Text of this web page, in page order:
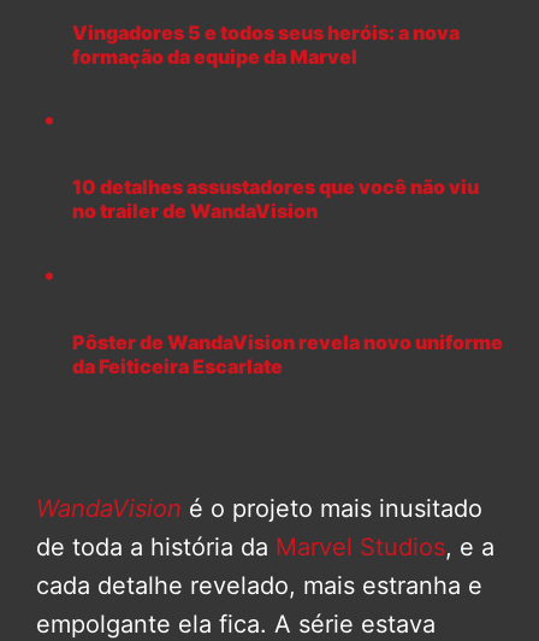
Vingadores 5 e todos seus heróis: a nova
formação da equipe da Marvel
10 detalhes assustadores que você não viu
no trailer de WandaVision
Pôster de WandaVision revela novo uniforme
da Feiticeira Escarlate
WandaVision é o projeto mais inusitado
de toda a história da Marvel Studios, e a
cada detalhe revelado, mais estranha e
empolgante ela fica. A série estava